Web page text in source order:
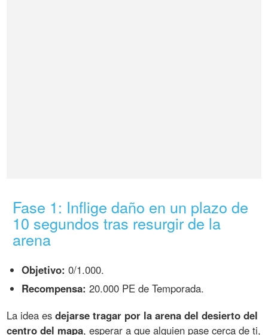
Fase 1: Inflige daño en un plazo de
10 segundos tras resurgir de la
arena
Objetivo: 0/1.000.
Recompensa: 20.000 PE de Temporada.
La idea esdejarse tragar por la arena del desierto del
centro del mapa, esperar a que alguien pase cerca de ti,